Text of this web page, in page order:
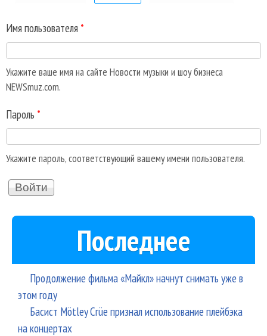
Имя пользователя *
Укажите ваше имя на сайте Новости музыки и шоу бизнеса
NEWSmuz.com.
Пароль *
Укажите пароль, соответствующий вашему имени пользователя.
Последнее
Продолжение фильма «Майкл» начнут снимать уже в
этом году
Басист Mötley Crüe признал использование плейбэка
на концертах